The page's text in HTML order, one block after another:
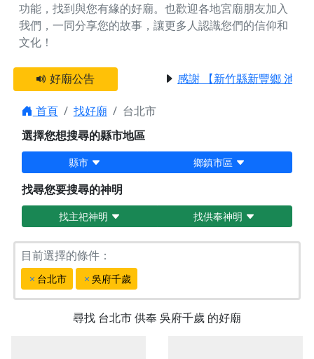
功能，找到與您有緣的好廟。 也歡迎各地宮廟朋友加入
我們，一同分享您的故事，讓更多人認識您們的信仰和
文化！
好廟公告 感謝 【新竹縣新豐鄉 池和
首頁 找好廟
台北市
選擇您想搜尋的縣市地區
縣市 鄉鎮市區
找尋您要搜尋的神明
找主祀神明 找供奉神明
目前選擇的條件：
台北市 吳府千歲
尋找 台北市供奉 吳府千歲 的好廟